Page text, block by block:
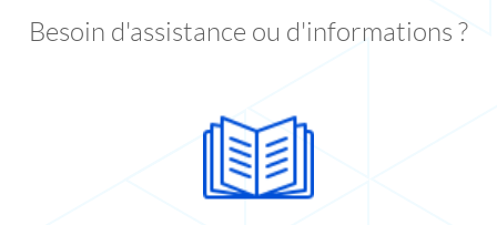
Besoin d'assistance ou d'informations ?